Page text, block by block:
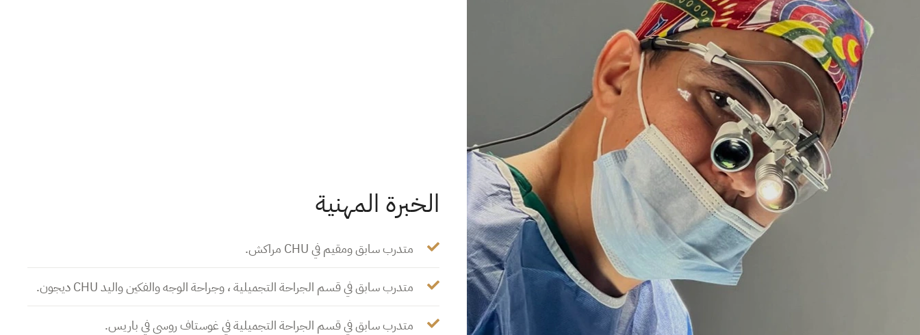
الخبرة المهنية
متدرب سابق ومقيم في CHU مراكش.
متدرب سابق في قسم الجراحة التجميلية ، وجراحة الوجه والفكين واليد CHU ديجون.
متدرب سابق في قسم الجراحة التجميلية في غوستاف روسي في باريس.